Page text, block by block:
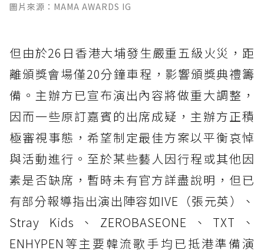
圖片來源：MAMA AWARDS IG
但由於26日香港大埔發生嚴重五級火災，距
離頒獎會場僅20分鐘車程，影響頒獎典禮籌
備。主辦方已宣布演出內容將做重大調整，
因而一些原訂嘉賓的出席成疑，主辦方正積
極審視事態，希望制定最佳方案以平衡哀悼
與活動進行。至於某些藝人因行程或其他因
素是否缺席，暫時未有官方詳盡說明，但已
有部分報導指出演出陣容如IVE（張元英）、
Stray Kids、ZEROBASEONE、TXT、
ENHYPEN等主要韓流歌手均已抵港準備演